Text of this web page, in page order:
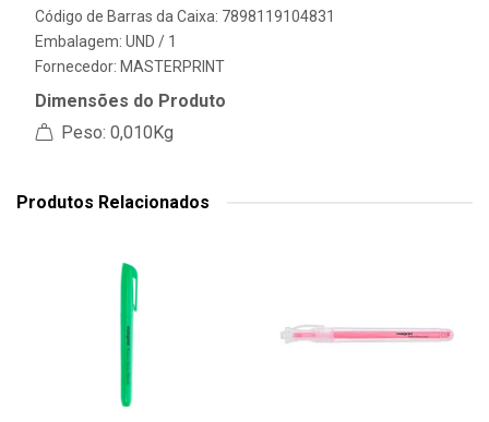
Código de Barras da Caixa: 7898119104831
Embalagem: UND / 1
Fornecedor: MASTERPRINT
Dimensões do Produto
Peso: 0,010Kg
Produtos Relacionados